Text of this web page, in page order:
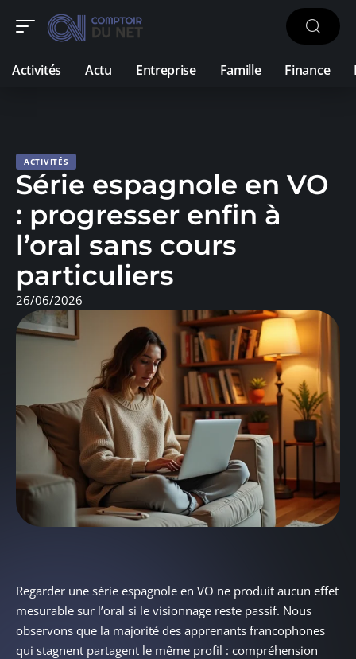
Activités Actu Entreprise Famille Finance
ACTIVITÉS
Série espagnole en VO
: progresser enfin à
l’oral sans cours
particuliers
26/06/2026
Regarder une série espagnole en VO ne produit aucun effet
mesurable sur l’oral si le visionnage reste passif. Nous
observons que la majorité des apprenants francophones
qui stagnent partagent le même profil : compréhension